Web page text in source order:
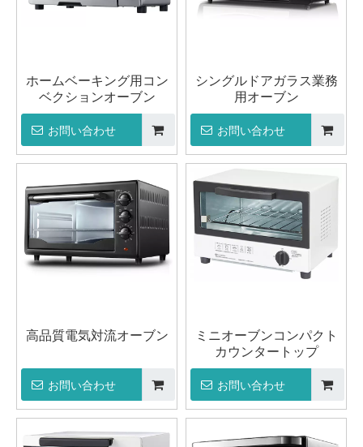
ホームベーキング用コン
ベクションオーブン
お問い合わせ
シングルドアガラス業務
用オーブン
お問い合わせ
高品質電気対流オーブン
お問い合わせ
ミニオーブンコンパクト
カウンタートップ
お問い合わせ